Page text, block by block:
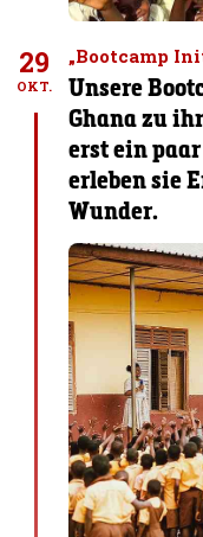
29
OKT.
„Bootcamp
Unsere
Ghana zu
erst ein
erleben sie
Wunder.